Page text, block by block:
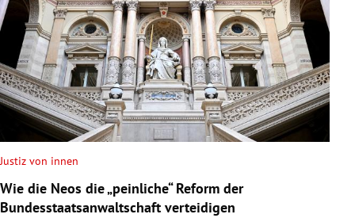
Justiz von innen
Wie die Neos die „peinliche“ Reform der
Bundesstaatsanwaltschaft verteidigen